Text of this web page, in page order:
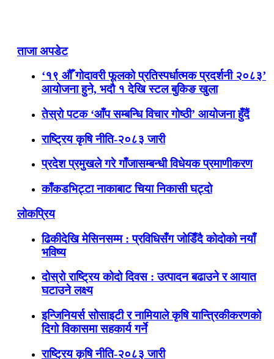
ताजा अपडेट
‘१९ औँ गोदावरी फूलको प्रतिस्पर्धात्मक प्रदर्शनी २०८३’
आयोजना हुने, भदौ १ देखि स्टल बुकिङ खुला
तेस्रो पटक ‘आँप सम्बन्धि विचार गोष्ठी’ आयोजना हुँदैं
राष्ट्रिय कृषि नीति-२०८३ जारी
प्रदेश प्रमुखले गरे गाँजासम्बन्धी विधेयक प्रमाणीकरण
काँकडभिट्टा नाकाबाट चिया निकासी घट्दो
लोकप्रिय
ढिकीदेखि मेसिनसम्म : प्रविधिसँग जोडिँदै कोदोको नयाँ
भविष्य
दोस्रो राष्ट्रिय कोदो दिवस : उत्पादन बढाउने र आयात
घटाउने लक्ष्य
इन्जिनियर्स सोसाइटी र नामियाले कृषि यान्त्रिकीकरणको
दिगो विकासमा सहकार्य गर्ने
राष्ट्रिय कृषि नीति-२०८३ जारी